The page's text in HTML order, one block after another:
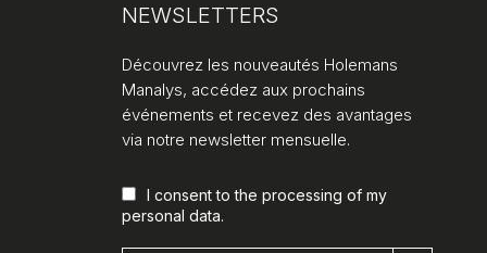
NEWSLETTERS
Découvrez les nouveautés Holemans
Manalys, accédez aux prochains
événements et recevez des avantages
via notre newsletter mensuelle.
I consent to the processing of my
personal data.